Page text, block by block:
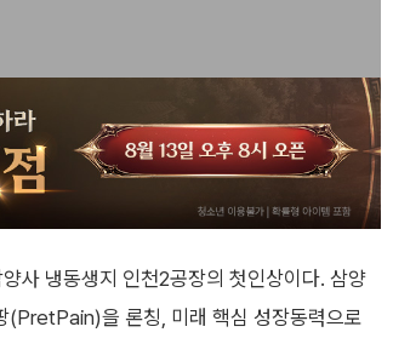
사 냉동생지 인천2공장의 첫인상이다. 삼양
(PretPain)을 론칭, 미래 핵심 성장동력으로